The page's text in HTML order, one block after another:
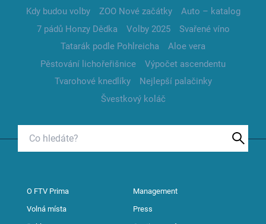
Kdy budou volby
ZOO Nové začátky
Auto – katalog
7 pádů Honzy Dědka
Volby 2025
Svařené víno
Tatarák podle Pohlreicha
Aloe vera
Pěstování lichořeřišnice
Výpočet ascendentu
Tvarohové knedlíky
Nejlepší palačinky
Švestkový koláč
O FTV Prima Management
Volná místa Press